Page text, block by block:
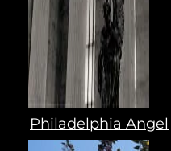
Philadelphia Angel